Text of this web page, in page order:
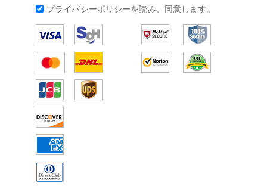
プライバシーポリシーを読み、同意します。